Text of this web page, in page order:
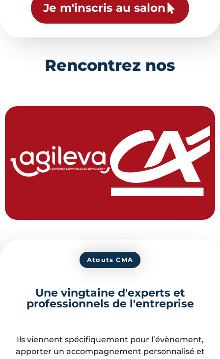
Je m'inscris au salon
Rencontrez nos
Atouts CMA
Une vingtaine d'experts et
professionnels de l'entreprise
Ils viennent spécifiquement pour l’évènement,
apporter un accompagnement personnalisé et